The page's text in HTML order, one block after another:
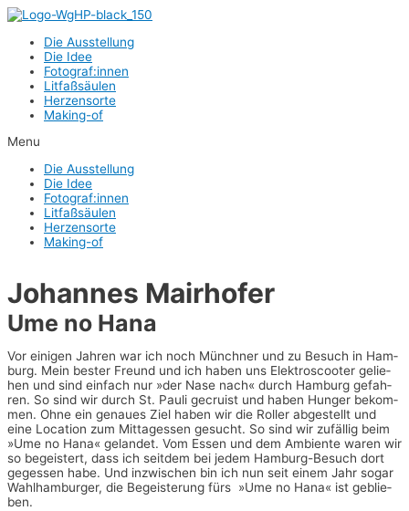
Zum
springenDie Aus­stel­lung
Die Idee
Fotograf:innen
Lit­faß­säu­len
Her­zens­or­te
Making-of
Menu
Die Aus­stel­lung
Die Idee
Fotograf:innen
Lit­faß­säu­len
Her­zens­or­te
Making-of
Johan­nes Mairhofer
Ume no Hana
Vor eini­gen Jah­ren war ich noch Münch­ner und zu Besuch in Ham­
burg. Mein bes­ter Freund und ich haben uns Elek­troscoo­ter gelie­
hen und sind ein­fach nur »der Nase nach« durch Ham­burg gefah­
ren. So sind wir durch St. Pau­li gecru­ist und haben Hun­ger bekom­
men. Ohne ein genau­es Ziel haben wir die Rol­ler abge­stellt und
eine Loca­ti­on zum Mit­tag­essen gesucht. So sind wir zufäl­lig beim
»Ume no Hana« gelan­det. Vom Essen und dem Ambi­en­te waren wir
so begeis­tert, dass ich seit­dem bei jedem Ham­burg-Besuch dort
geges­sen habe. Und inzwi­schen bin ich nun seit einem Jahr sogar
Wahl­ham­bur­ger, die Begeis­te­rung fürs »Ume no Hana« ist geblie­
ben.